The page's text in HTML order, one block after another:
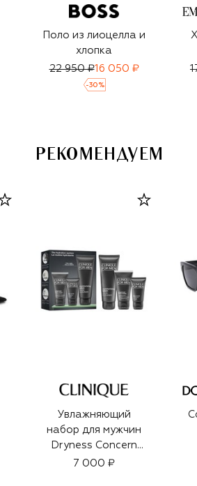
Поло из лиоцелла и
хлопка
22 950 ₽16 050 ₽
-30 %
РЕКОМЕНДУЕМ
Увлажняющий
набор для мужчин
Dryness Concern
Set (100+50+30ml)
7 000 ₽